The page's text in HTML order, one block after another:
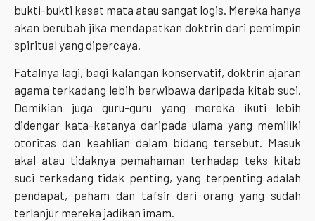
bukti-bukti kasat mata atau sangat logis. Mereka hanya
akan berubah jika mendapatkan doktrin dari pemimpin
spiritual yang dipercaya.
Fatalnya lagi, bagi kalangan konservatif, doktrin ajaran
agama terkadang lebih berwibawa daripada kitab suci.
Demikian juga guru-guru yang mereka ikuti lebih
didengar kata-katanya daripada ulama yang memiliki
otoritas dan keahlian dalam bidang tersebut. Masuk
akal atau tidaknya pemahaman terhadap teks kitab
suci terkadang tidak penting, yang terpenting adalah
pendapat, paham dan tafsir dari orang yang sudah
terlanjur mereka jadikan imam.